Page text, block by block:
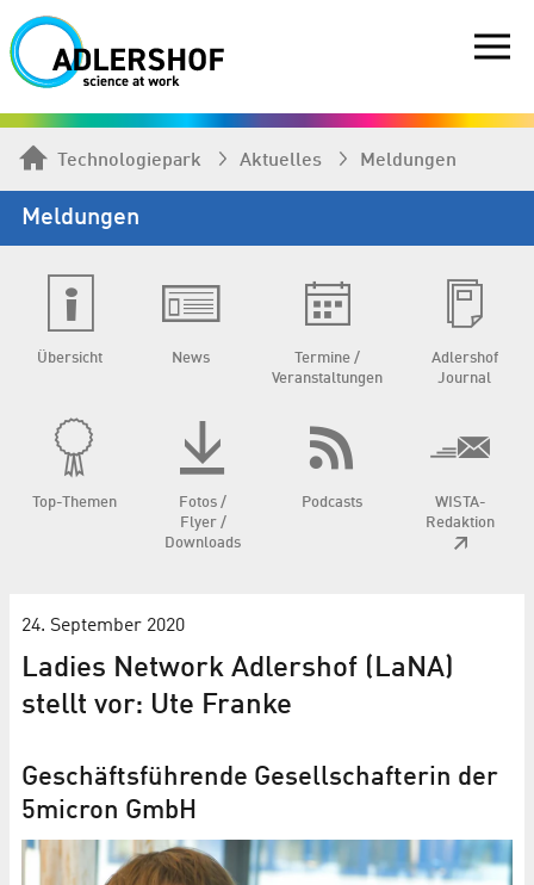
Technologiepark Aktuelles Meldungen
Meldungen
Übersicht News
Termine /
Veranstaltungen
Adlershof
Journal
Top-Themen
Fotos /
Flyer /
Downloads
Podcasts
WISTA-
Redaktion
24. September 2020
Ladies Network Adlershof (LaNA)
stellt vor: Ute Franke
Geschäftsführende Gesellschafterin der
5micron GmbH